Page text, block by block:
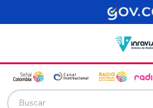
Pasar al contenido principal